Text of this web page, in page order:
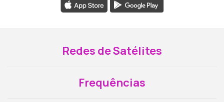
Redes de Satélites
Frequências